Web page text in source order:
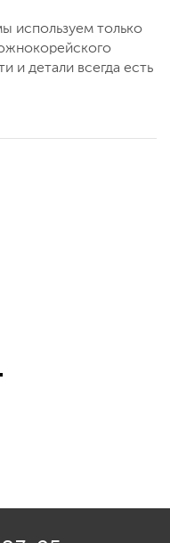
используем только
и детали всегда есть